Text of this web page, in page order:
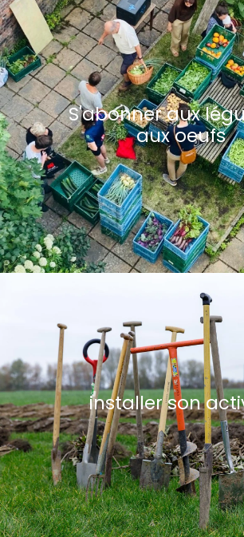
S'abonner aux
aux oeufs
installer son